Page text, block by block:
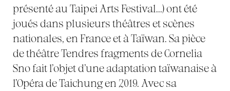
présenté au Taipei Arts Festival...) ont été
joués dans plusieurs théâtres et scènes
nationales, en France et à Taïwan. Sa pièce
de théâtre Tendres fragments de Cornelia
Sno fait l’objet d’une adaptation taïwanaise à
l’Opéra de Taichung en 2019. Avec sa